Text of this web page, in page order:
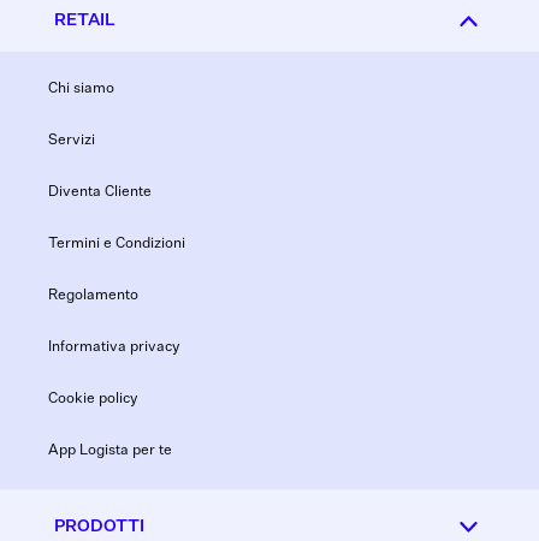
RETAIL
Chi siamo
Servizi
Diventa Cliente
Termini e Condizioni
Regolamento
Informativa privacy
Cookie policy
App Logista per te
PRODOTTI